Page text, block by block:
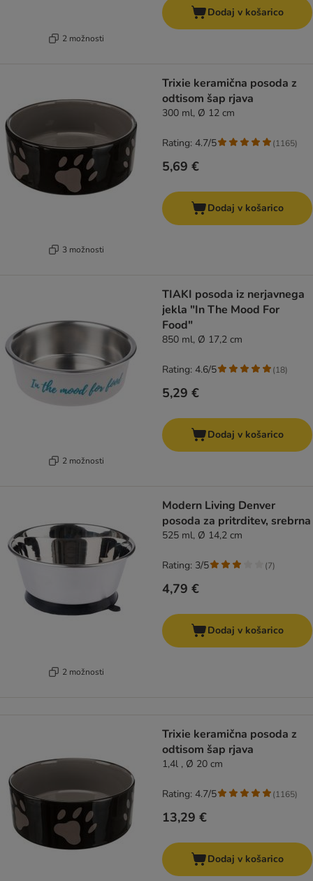
2 možnosti
Dodaj v košarico
3 možnosti
Trixie keramična posoda z
odtisom šap rjava
300 ml, Ø 12 cm
5,69 €
Rating: 4.7/5 (1165)
Dodaj v košarico
2 možnosti
TIAKI posoda iz nerjavnega
jekla "In The Mood For
Food"
850 ml, Ø 17,2 cm
5,29 €
Rating: 4.6/5 (18)
Dodaj v košarico
2 možnosti
Modern Living Denver
posoda za pritrditev, srebrna
525 ml, Ø 14,2 cm
4,79 €
Rating: 3/5 (7)
Dodaj v košarico
Trixie keramična posoda z
odtisom šap rjava
1,4l , Ø 20 cm
13,29 €
Rating: 4.7/5 (1165)
Dodaj v košarico